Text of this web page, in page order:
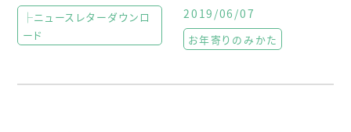
├ニュースレターダウンロ
ード
2019/06/07
お年寄りのみかた